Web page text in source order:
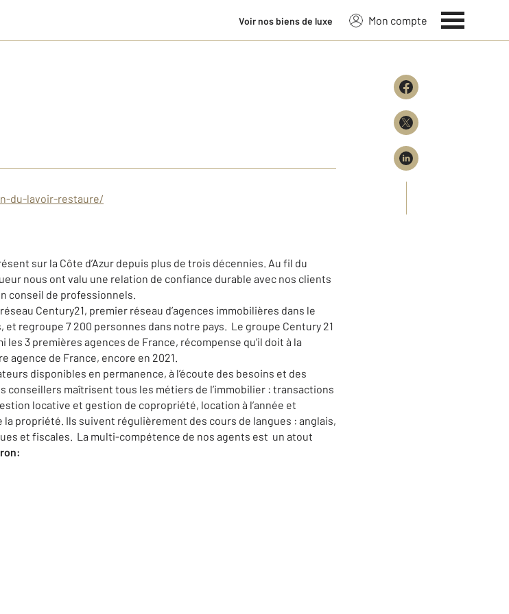
Voir nos biens de luxe Mon compte
du-lavoir-restaure/
sur la Côte d’Azur depuis plus de trois décennies. Au fil du
nous ont valu une relation de confiance durable avec nos clients
conseil de professionnels.
Century21, premier réseau d’agences immobilières dans le
et regroupe 7 200 personnes dans notre pays. Le groupe Century 21
3 premières agences de France, récompense qu’il doit à la
agence de France, encore en 2021.
disponibles en permanence, à l’écoute des besoins et des
maîtrisent tous les métiers de l’immobilier : transactions
locative et gestion de copropriété, location à l’année et
propriété. Ils suivent régulièrement des cours de langues : anglais,
et fiscales. La multi-compétence de nos agents est un atout